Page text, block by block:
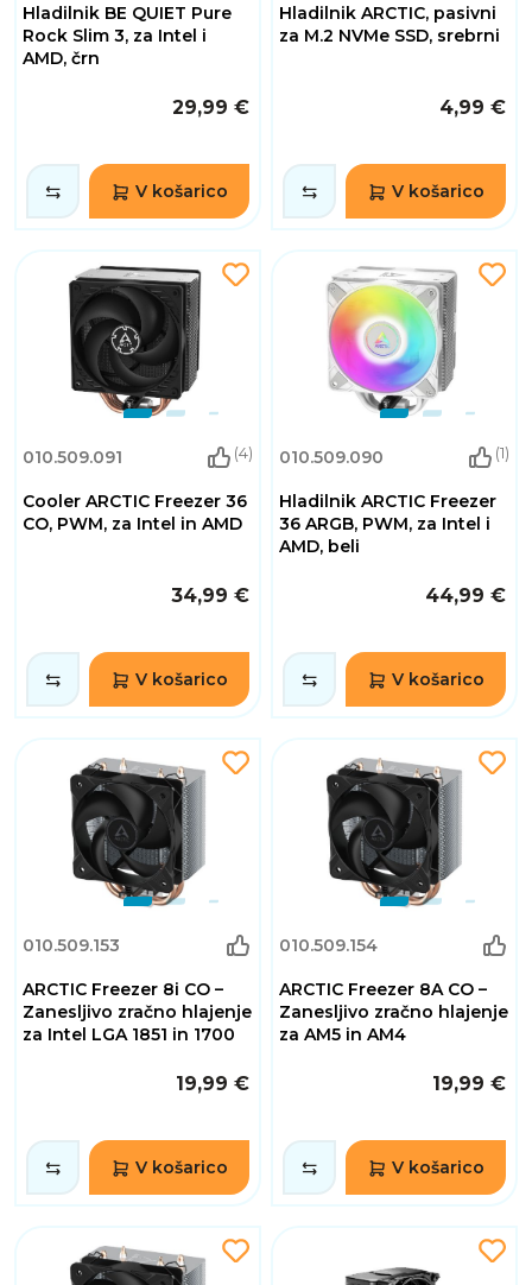
Hladilnik BE QUIET Pure
Rock Slim 3, za Intel i
AMD, črn
29,99 €
V košarico
Hladilnik ARCTIC, pasivni
za M.2 NVMe SSD, srebrni
4,99 €
V košarico
010.509.091 (4)
Cooler ARCTIC Freezer 36
CO, PWM, za Intel in AMD
34,99 €
V košarico
010.509.090 (1)
Hladilnik ARCTIC Freezer
36 ARGB, PWM, za Intel i
AMD, beli
44,99 €
V košarico
010.509.153
ARCTIC Freezer 8i CO –
Zanesljivo zračno hlajenje
za Intel LGA 1851 in 1700
19,99 €
V košarico
010.509.154
ARCTIC Freezer 8A CO –
Zanesljivo zračno hlajenje
za AM5 in AM4
19,99 €
V košarico